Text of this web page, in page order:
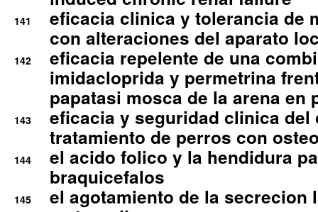
141
eficacia clinica y tolerancia de
con alteraciones del aparato
142
eficacia repelente de una
imidacloprida y permetrina
papatasi mosca de la arena en
143
eficacia y seguridad clinica del
tratamiento de perros con
144
el acido folico y la hendidura
braquicefalos
145
el agotamiento de la secrecion